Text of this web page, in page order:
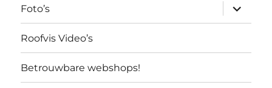
Foto’s
Roofvis Video’s
Betrouwbare webshops!